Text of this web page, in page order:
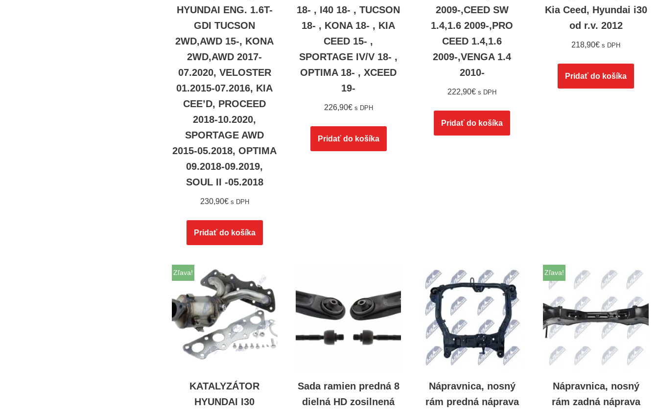
HYUNDAI ENG. 1.6T-
GDI TUCSON
2WD,AWD 15-, KONA
2WD,AWD 2017-
07.2020, VELOSTER
01.2015-07.2016, KIA
CEE’D, PROCEED
2018-10.2020,
SPORTAGE AWD
2015-05.2018, OPTIMA
09.2018-09.2019,
SOUL II -05.2018
230,90€ s DPH
Pridať do košíka
18- , I40 18- , TUCSON
18- , KONA 18- , KIA
CEED 15- ,
SPORTAGE IV/V 18- ,
OPTIMA 18- , XCEED
19-
226,90€ s DPH
Pridať do košíka
2009-,CEED SW
1.4,1.6 2009-,PRO
CEED 1.4,1.6
2009-,VENGA 1.4
2010-
222,90€ s DPH
Pridať do košíka
Kia Ceed, Hyundai i30
od r.v. 2012
218,90€ s DPH
Pridať do košíka
Zľava!
KATALYZÁTOR
HYUNDAI I30
Sada ramien predná 8
dielná HD zosilnená
Nápravnica, nosný
rám predná náprava
Zľava!
Nápravnica, nosný
rám zadná náprava